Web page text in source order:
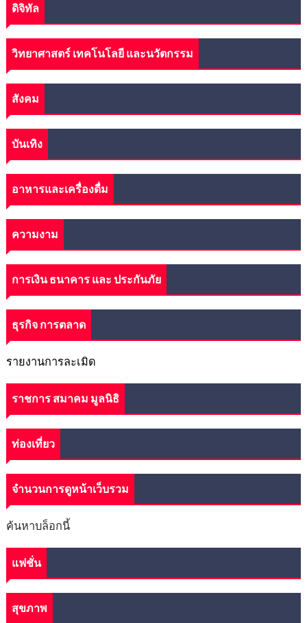
ดิจิทัล
วิทยาศาสตร์ เทคโนโลยี และนวัตกรรม
สังคม
บันเทิง
อาหารและเครื่องดื่ม
ความงาม
การเงิน ธนาคาร และ ประกันภัย
ธุรกิจ การตลาด
รายงานการละเมิด
ราชการ สมาคม มูลนิธิ
ท่องเที่ยว
จำนวนการดูหน้าเว็บรวม
ค้นหาบล็อกนี้
แฟชั่น
สุขภาพ